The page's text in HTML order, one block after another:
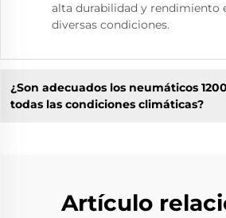
alta durabilidad y rendimiento
diversas condiciones.
¿Son adecuados los neumáticos
todas las condiciones climáticas?
Artículo